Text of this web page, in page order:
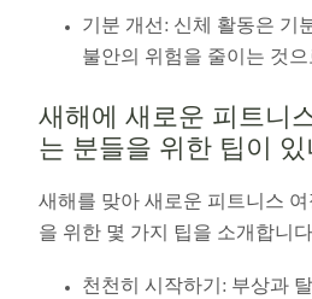
기분 개선: 신체 활동은 기
불안의 위험을 줄이는 것
새해에 새로운 피트니
는 분들을 위한 팁이 있
새해를 맞아 새로운 피트니스
을 위한 몇 가지 팁을 소개합니
천천히 시작하기: 부상과